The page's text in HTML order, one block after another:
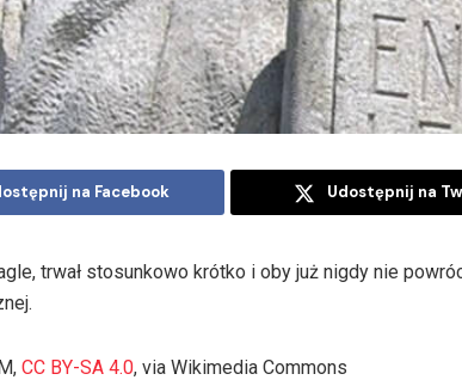
na Facebook Udostępnij na
trwał stosunkowo krótko i oby już nigdy nie
CC BY-SA 4.0, via Wikimedia Commons